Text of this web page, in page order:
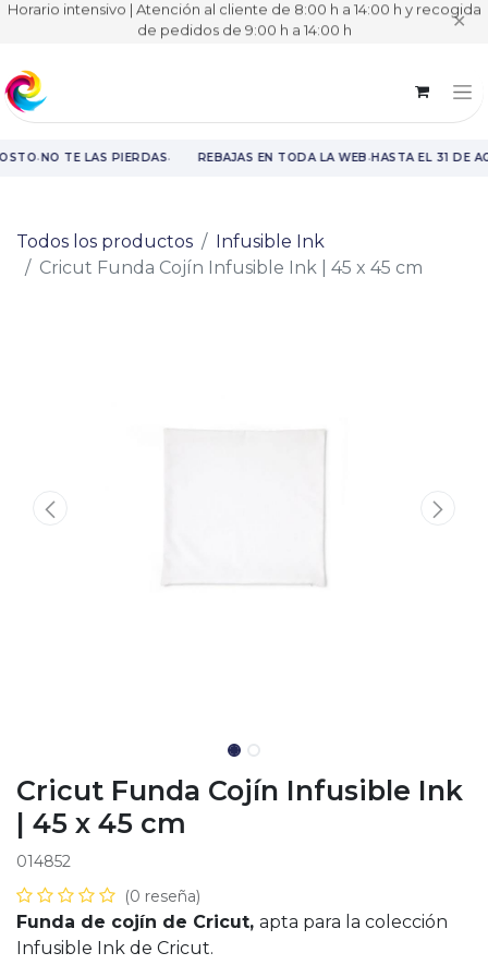
Horario intensivo | Atención al cliente de 8:00 h a 14:00 h y recogida
de pedidos de 9:00 h a 14:00 h ✕
·NO TE LAS PIERDAS· REBAJAS EN TODA LA WEB·HASTA EL 31 DE
Todos los productos
Infusible Ink
Cricut Funda Cojín Infusible Ink | 45 x 45 cm
Cricut Funda Cojín Infusible Ink
| 45 x 45 cm
014852
(0 reseña)
Funda de cojín de Cricut, apta para la colección
Infusible Ink de Cricut.